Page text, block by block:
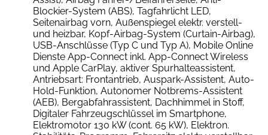
Blockier-System (ABS), Tagfahrlicht LED,
Seitenairbag vorn, Außenspiegel elektr. verstell-
und heizbar, Kopf-Airbag-System (Curtain-Airbag),
USB-Anschlüsse (Typ C und Typ A), Mobile Online
Dienste App-Connect inkl. App-Connect Wireless
und Apple CarPlay, aktiver Spurhalteassistent,
Antriebsart: Frontantrieb, Auspark-Assistent, Auto-
Hold-Funktion, Autonomer Notbrems-Assistent
(AEB), Bergabfahrassistent, Dachhimmel in Stoff,
Digitaler Fahrzeugschlüssel im Smartphone,
Elektromotor 130 kW (cont. 65 kW), Elektron.